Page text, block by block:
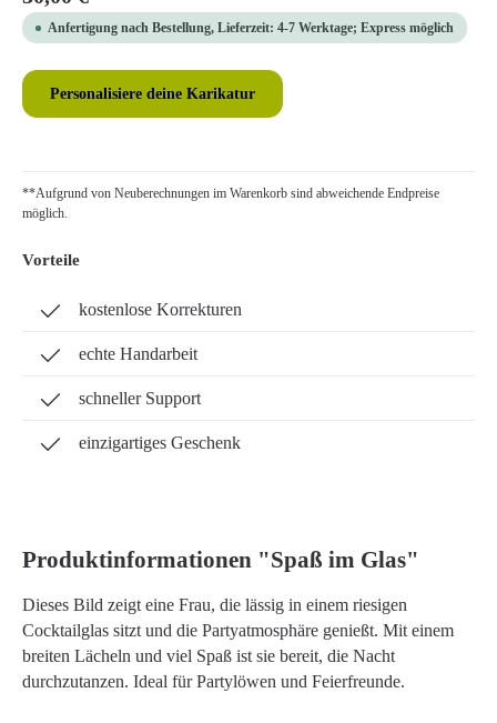
Anfertigung nach Bestellung, Lieferzeit: 4-7 Werktage; Express möglich
Personalisiere deine Karikatur
**Aufgrund von Neuberechnungen im Warenkorb sind abweichende Endpreise
möglich.
Vorteile
kostenlose Korrekturen
echte Handarbeit
schneller Support
einzigartiges Geschenk
Produktinformationen "Spaß im Glas"
Dieses Bild zeigt eine Frau, die lässig in einem riesigen
Cocktailglas sitzt und die Partyatmosphäre genießt. Mit einem
breiten Lächeln und viel Spaß ist sie bereit, die Nacht
durchzutanzen. Ideal für Partylöwen und Feierfreunde.